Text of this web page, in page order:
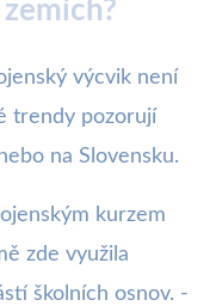
výcvik není
trendy pozorují
na Slovensku.
kurzem
zde využila
školních osnov. -